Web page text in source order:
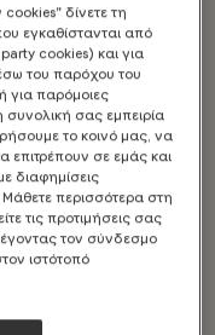
προϊόντα
παιδιά;
το
δίνετε τη
εγκαθίστανται από
cookies) και για
του παρόχου του
για παρόμοιες
σας εμπειρία
το κοινό μας, να
επιτρέπουν σε εμάς και
διαφημίσεις
περισσότερα στη
τις προτιμήσεις σας
τον σύνδεσμο
ιστότοπό